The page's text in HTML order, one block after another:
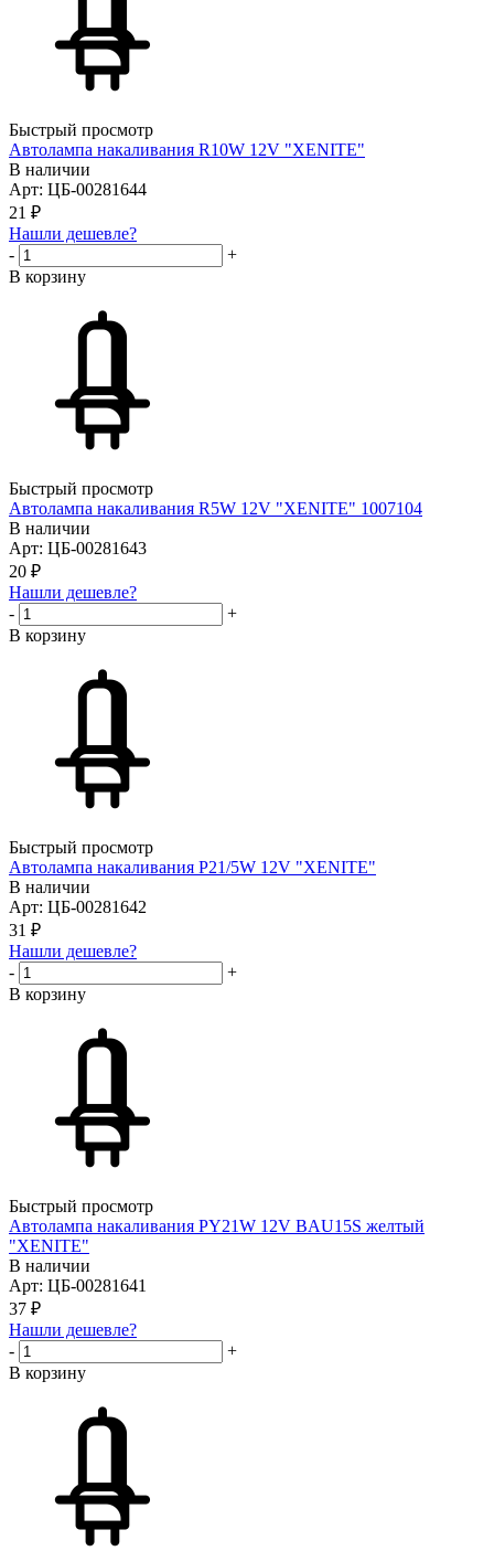
Быстрый просмотр
Автолампа накаливания R10W 12V "XENITE"
В наличии
Арт: ЦБ-00281644
21 ₽
Нашли дешевле?
-
+
В корзину
Быстрый просмотр
Автолампа накаливания R5W 12V "XENITE" 1007104
В наличии
Арт: ЦБ-00281643
20 ₽
Нашли дешевле?
-
+
В корзину
Быстрый просмотр
Автолампа накаливания P21/5W 12V "XENITE"
В наличии
Арт: ЦБ-00281642
31 ₽
Нашли дешевле?
-
+
В корзину
Быстрый просмотр
Автолампа накаливания PY21W 12V BAU15S желтый
"XENITE"
В наличии
Арт: ЦБ-00281641
37 ₽
Нашли дешевле?
-
+
В корзину